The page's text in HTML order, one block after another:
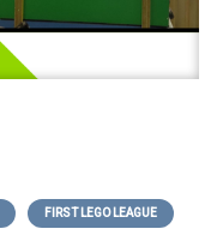
FIRST LEGO LEAGUE